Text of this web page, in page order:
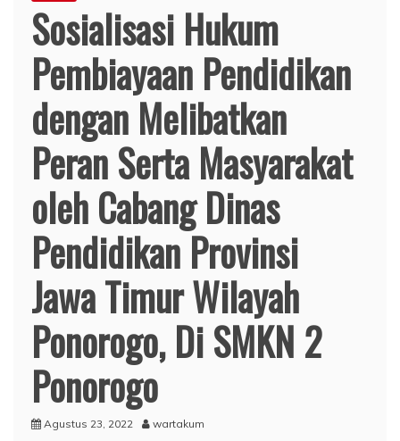
Sosialisasi Hukum
Pembiayaan Pendidikan
dengan Melibatkan
Peran Serta Masyarakat
oleh Cabang Dinas
Pendidikan Provinsi
Jawa Timur Wilayah
Ponorogo, Di SMKN 2
Ponorogo
Agustus 23, 2022 wartakum